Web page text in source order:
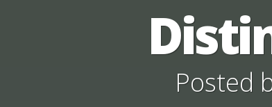
Posted